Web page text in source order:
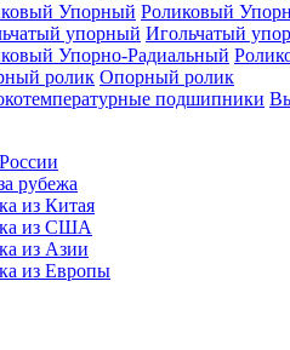
Роликовый
Игольчатый
Опорный ролик
рубежа
из Китая
из США
из Азии
из Европы